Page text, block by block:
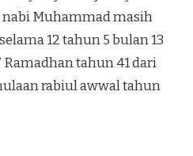
Muhammad masih
12 tahun 5 bulan 13
Ramadhan tahun 41 dari
rabiul awwal tahun